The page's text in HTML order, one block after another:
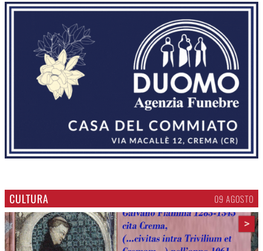
CULTURA 09 AGOSTO
>